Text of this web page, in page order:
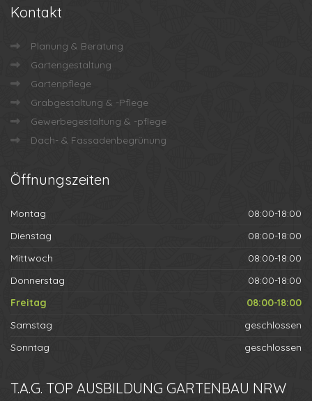
Kontakt
Planung & Beratung
Gartengestaltung
Gartenpflege
Grabgestaltung & -Pflege
Gewerbegestaltung & -pflege
Dach- & Fassadenbegrünung
Öffnungszeiten
Montag
08:00-18:00
Dienstag
08:00-18:00
Mittwoch
08:00-18:00
Donnerstag
08:00-18:00
Freitag
08:00-18:00
Samstag
geschlossen
Sonntag
geschlossen
T.A.G. TOP AUSBILDUNG GARTENBAU NRW